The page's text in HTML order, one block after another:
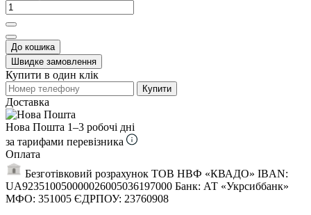
До кошика
Швидке замовлення
Купити в один клік
Купити
Доставка
Нова Пошта 1–3 робочі дні
за тарифами перевізника
Оплата
Безготівковий розрахунок ТОВ НВФ «КВАДО» IBAN:
UA923510050000026005036197000 Банк: АТ «Укрсиббанк»
МФО: 351005 ЄДРПОУ: 23760908